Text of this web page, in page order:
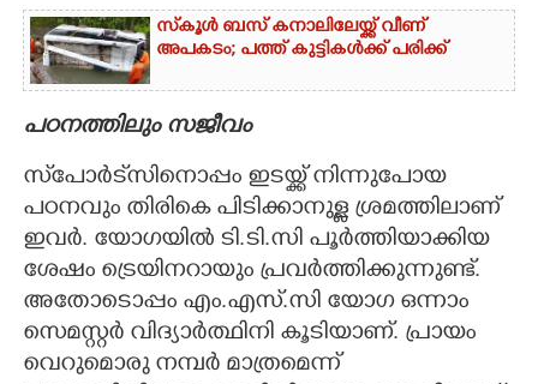
സ്‌കൂൾ ബസ് കനാലിലേയ്ക്ക് വീണ്
അപകടം; പത്ത് കുട്ടികൾക്ക് പരിക്ക്
പഠനത്തിലും സജീവം
സ്‌പോർട്‌സിനൊപ്പം ഇടയ്ക്ക് നിന്നുപോയ
പഠനവും തിരികെ പിടിക്കാനുള്ള ശ്രമത്തിലാണ്
ഇവർ. യോഗയിൽ ടി.ടി.സി പൂർത്തിയാക്കിയ
ശേഷം ട്രെയിനറായും പ്രവർത്തിക്കുന്നുണ്ട്.
അതോടൊപ്പം എം.എസ്.സി യോഗ ഒന്നാം
സെമസ്റ്റർ വിദ്യാർത്ഥിനി കൂടിയാണ്. പ്രായം
വെറുമൊരു നമ്പർ മാത്രമെന്ന്